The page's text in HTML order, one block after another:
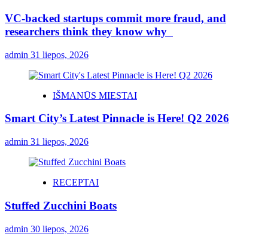
VC-backed startups commit more fraud, and
researchers think they know why
admin 31 liepos, 2026
IŠMANŪS MIESTAI
Smart City’s Latest Pinnacle is Here! Q2 2026
admin 31 liepos, 2026
RECEPTAI
Stuffed Zucchini Boats
admin 30 liepos, 2026